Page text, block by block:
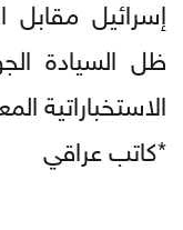
إسرائيل مقابل
ظل السيادة
الاستخباراتية
*كاتب عراقي